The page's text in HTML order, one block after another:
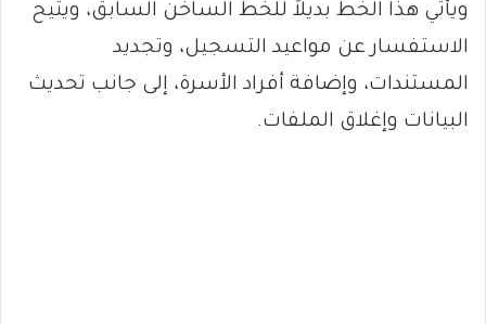
ويأتي هذا الخط بديلاً للخط الساخن السابق، ويتيح
الاستفسار عن مواعيد التسجيل، وتجديد
المستندات، وإضافة أفراد الأسرة، إلى جانب تحديث
البيانات وإغلاق الملفات.